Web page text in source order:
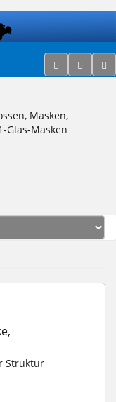
Masken,
Glas-Masken
Struktur